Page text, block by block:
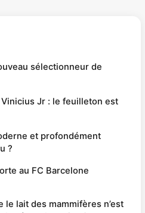
sélectionneur de
Jr : le feuilleton est
et profondément
?
au FC Barcelone
le lait des mammifères n’est